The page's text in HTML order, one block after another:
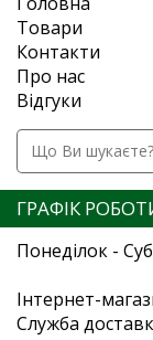
Товари
Контакти
Про нас
Відгуки
ГРАФІК
Понеділок -
Інтернет-
Служба